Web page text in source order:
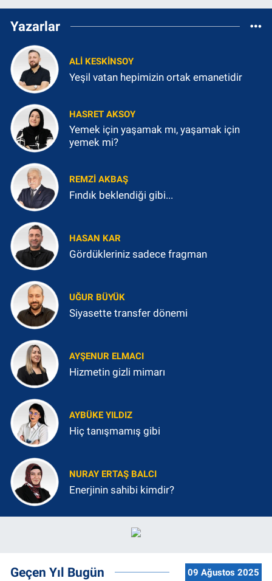
Yazarlar
ALI KESKINSOY
Yeşil vatan hepimizin ortak emanetidir
HASRET AKSOY
Yemek için yaşamak mı, yaşamak için
yemek mi?
REMZI AKBAŞ
Fındık beklendiği gibi...
HASAN KAR
Gördükleriniz sadece fragman
UĞUR BÜYÜK
Siyasette transfer dönemi
AYŞENUR ELMACI
Hizmetin gizli mimarı
AYBÜKE YILDIZ
Hiç tanışmamış gibi
NURAY ERTAŞ BALCI
Enerjinin sahibi kimdir?
Geçen Yıl Bugün 09 Ağustos 2025